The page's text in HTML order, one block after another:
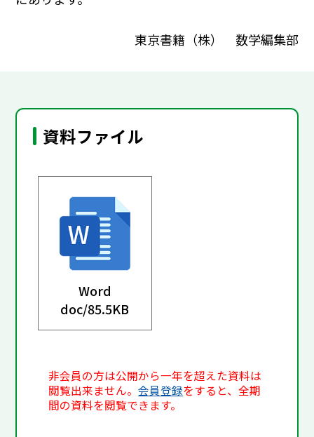
東京書籍（株） 数学編集部
資料ファイル
Word
doc/85.5KB
非会員の方は公開から一年を超えた資料は
閲覧出来ません。会員登録をすると、全期
間の資料を閲覧できます。